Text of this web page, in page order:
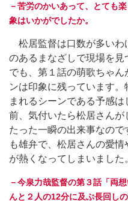
－苦労のかいあって、とても
象はいかがでしたか。
松居監督は口数が多いわ
のあるまなざしで現場を
でも、第１話の萌歌ちゃ
ンは印象に残っています
まれるシーンである予感
前、気付いたら松居さんが
たった一瞬の出来事なので
も雄弁で、松居さんの愛
が熱くなってしまいました
－今泉力哉監督の第３話「両
んと２人の12分に及ぶ長回し